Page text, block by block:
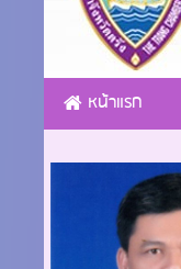
หน้าแรก